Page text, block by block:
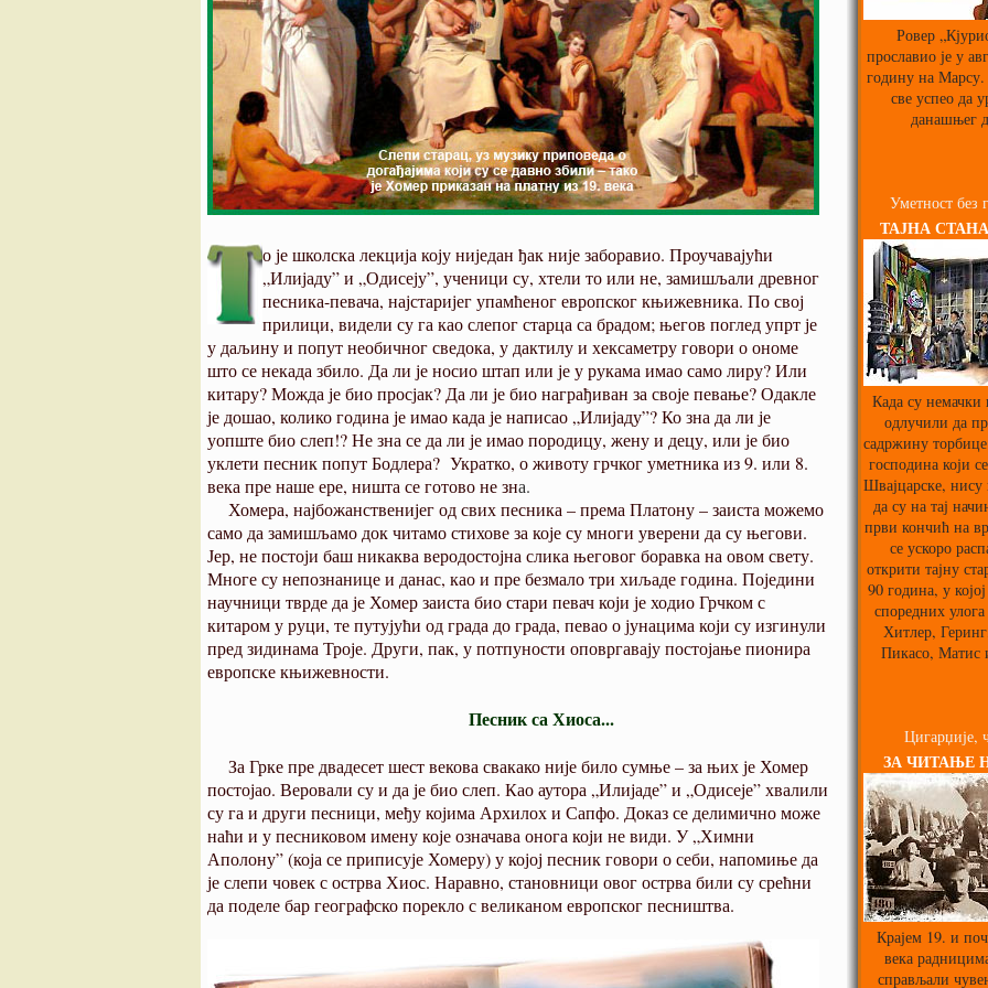
о је школска лекција коју ниједан ђак није заборавио. Проучавајући
„Илијаду” и „Одисеју”, ученици су, хтели то или не, замишљали древног
песника-певача, најстаријег упамћеног европског књижевника. По свој
прилици, видели су га као слепог старца са брадом; његов поглед упрт је
у даљину и попут необичног сведока, у дактилу и хексаметру говори о ономе
што се некада збило. Да ли је носио штап или је у рукама имао само лиру? Или
китару? Можда је био просјак? Да ли је био награђиван за своје певање? Одакле
је дошао, колико година је имао када је написао „Илијаду”? Ко зна да ли је
уопште био слеп!? Не зна се да ли је имао породицу, жену и децу, или је био
уклети песник попут Бодлера? Укратко, о животу грчког уметника из 9. или 8.
века пре наше ере, ништа се готово не зна.
Хомера, најбожанственијег од свих песника – према Платону – заиста можемо
само да замишљамо док читамо стихове за које су многи уверени да су његови.
Јер, не постоји баш никаква веродостојна слика његовог боравка на овом свету.
Многе су непознанице и данас, као и пре безмало три хиљаде година. Поједини
научници тврде да је Хомер заиста био стари певач који је ходио Грчком с
китаром у руци, те путујући од града до града, певао о јунацима који су изгинули
пред зидинама Троје. Други, пак, у потпуности оповргавају постојање пионира
европске књижевности.
Песник са Хиоса...
За Грке пре двадесет шест векова свакако није било сумње – за њих је Хомер
постојао. Веровали су и да је био слеп. Као аутора „Илијаде” и „Одисеје” хвалили
су га и други песници, међу којима Архилох и Сапфо. Доказ се делимично може
наћи и у песниковом имену које означава онога који не види. У „Химни
Аполону” (која се приписује Хомеру) у којој песник говори о себи, напомиње да
је слепи човек с острва Хиос. Наравно, становници овог острва били су срећни
да поделе бар географско порекло с великаном европског песништва.
Ровер
прославио је у
годину на Марсу.
све успео да
данашњег
Уметност без
ТАЈНА
Када су
одлучили да
садржину торбице
господина који
Швајцарске, нису
да су на тај
први кончић на
се ускоро
открити тајну
90 година, у
споредних
Хитлер,
Пикасо, Матис
Цигарџије,
ЗА ЧИТАЊЕ
Крајем 19. и
века
справљали